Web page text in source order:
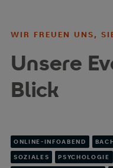
reduzieren sich Ihre
WIR FREUEN UNS,
Unsere
Blick
ONLINE-INFOABEND
SOZIALES
PSYCHOLOGIE